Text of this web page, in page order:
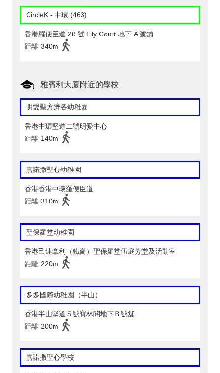
CircleK - 中環 (463)
香港羅便臣道 28 號 Lily Court 地下 A 號舖
距離 340m
雅賓利大廈附近的學校
明愛聖方濟各幼稚園
香港中環堅道二號明愛中心
距離 140m
嘉諾撒聖心幼稚園
香港香港中環羅便臣道
距離 310m
聖保羅堂幼稚園
香港己連拿利（鐵崗）聖保羅堂伍庭芳堂及活動室
距離 220m
多多國際幼稚園（半山）
香港半山堅道５號寶林閣地下Ｂ號舖
距離 200m
嘉諾撒聖心學校